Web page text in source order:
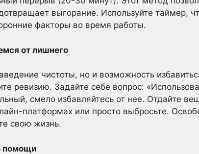
выгорание. Используйте таймер,
факторы во время работы.
от лишнего
чистоты, но и возможность
ревизию. Задайте себе вопрос:
смело избавляйтесь от нее. Отдайте
платформах или просто выбросьте.
свою жизнь.
помощи